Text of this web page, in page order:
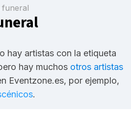
hay artistas con la etiqueta
hay muchos otros artistas
Eventzone.es, por ejemplo,
.